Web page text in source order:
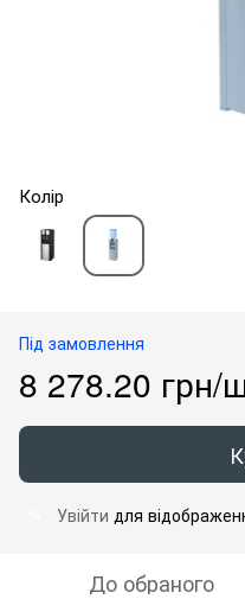
Колір
Під замовлення
8 278.20 грн/
Увійти для
До обраного